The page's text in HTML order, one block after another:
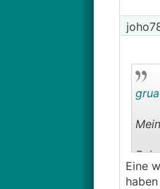
Eine